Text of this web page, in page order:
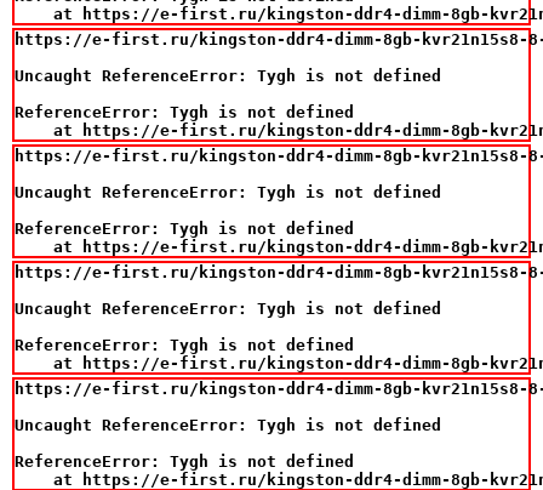
at https://e-first.ru/kingston-ddr4-dimm-8gb-
https://e-first.ru/kingston-ddr4-dimm-8gb-kvr21n15s8-8-
Uncaught ReferenceError: Tygh is not defined
ReferenceError: Tygh is not defined
at https://e-first.ru/kingston-ddr4-dimm-8gb-
https://e-first.ru/kingston-ddr4-dimm-8gb-kvr21n15s8-8-
Uncaught ReferenceError: Tygh is not defined
ReferenceError: Tygh is not defined
at https://e-first.ru/kingston-ddr4-dimm-8gb-
https://e-first.ru/kingston-ddr4-dimm-8gb-kvr21n15s8-8-
Uncaught ReferenceError: Tygh is not defined
ReferenceError: Tygh is not defined
at https://e-first.ru/kingston-ddr4-dimm-8gb-
https://e-first.ru/kingston-ddr4-dimm-8gb-kvr21n15s8-8-
Uncaught ReferenceError: Tygh is not defined
ReferenceError: Tygh is not defined
at https://e-first.ru/kingston-ddr4-dimm-8gb-